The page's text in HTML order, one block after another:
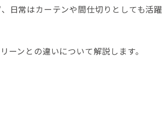
日常はカーテンや間仕切りとしても活躍
ーンとの違いについて解説します。